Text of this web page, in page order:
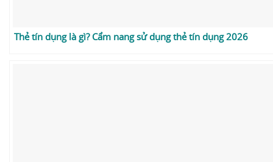
Thẻ tín dụng là gì? Cẩm nang sử dụng thẻ tín dụng 2026